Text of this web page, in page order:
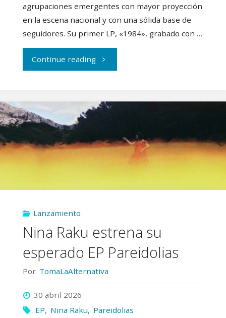
agrupaciones emergentes con mayor proyección
en la escena nacional y con una sólida base de
seguidores. Su primer LP, «1984», grabado con …
Continue reading"Entrevistamos
Comandante
Lanzamiento
Nina Raku estrena su
esperado EP Pareidolias
Por TomaLaAlternativa
30 abril 2026
EP, Nina Raku, Pareidolias